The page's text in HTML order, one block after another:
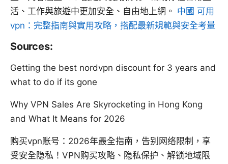
活、工作與旅遊中更加安全、自由地上網。 中國 可用
vpn：完整指南與實用攻略，搭配最新規範與安全考量
Sources:
Getting the best nordvpn discount for 3 years and
what to do if its gone
Why VPN Sales Are Skyrocketing in Hong Kong
and What It Means for 2026
购买vpn账号：2026年最全指南，告别网络限制，享
受安全隐私！VPN购买攻略、隐私保护、解锁地域限